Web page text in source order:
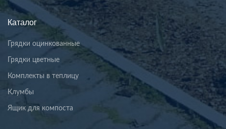
Каталог
Грядки оцинкованные
Грядки цветные
Комплекты в теплицу
Клумбы
Ящик для компоста